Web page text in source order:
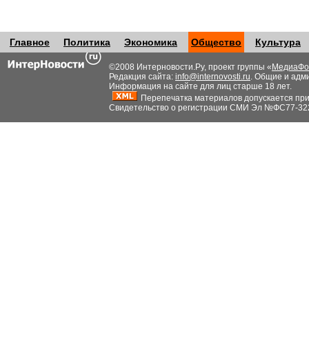
Главное Политика Экономика Общество Культура
©2008 Интерновости.Ру, проект группы «
Редакция сайта: info@internovosti.ru. Общие и
Информация на сайте для лиц старше 18 лет.
Перепечатка материалов допускается
Свидетельство о регистрации СМИ Эл №ФС77-